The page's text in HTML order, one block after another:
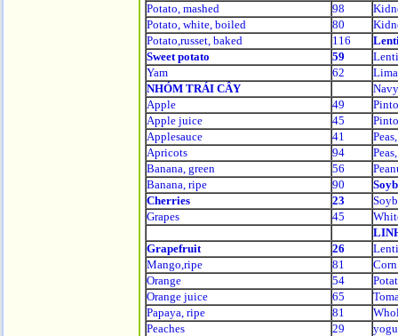
Potato, mashed
98
Potato, white, boiled
80
Potato,russet, baked
116
Sweet potato
59
Yam
62
NHÓM TRÁI CÂY
Apple
49
Apple juice
45
Applesauce
41
Apricots
94
Banana, green
56
Banana, ripe
90
Cherries
23
Grapes
45
Grapefruit
26
Mango,ripe
81
Orange
54
Orange juice
65
Papaya, ripe
81
Peaches
29